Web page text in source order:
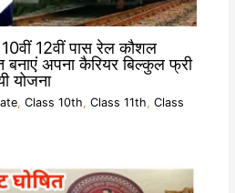
12वीं पास रेल कौशल
बनाएं अपना कैरियर बिल्कुल फ्री
योजना
, Class 10th, Class 11th, Class